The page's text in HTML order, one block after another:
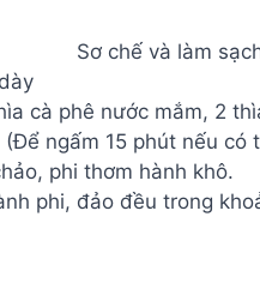
Sơ chế và làm
cà phê nước mắm, 2
ngấm 15 phút nếu có
phi thơm hành khô.
phi, đảo đều trong